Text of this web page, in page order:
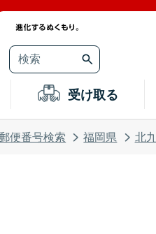
受け取る
便番号検索 福岡県 北